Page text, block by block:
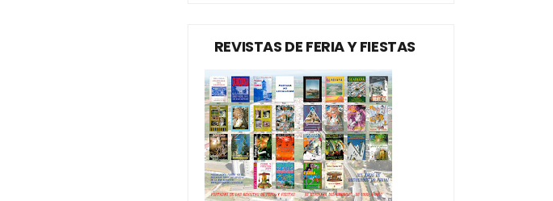
REVISTAS DE FERIA Y FIESTAS